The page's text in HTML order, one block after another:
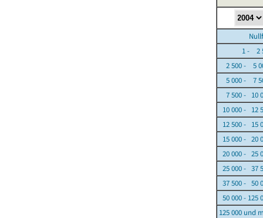
1 - 2
2 500 - 5
5 000 - 7
7 500 - 10
10 000 - 12
12 500 - 15
15 000 - 20
20 000 - 25
25 000 - 37
37 500 - 50
50 000 - 125
125 000 und